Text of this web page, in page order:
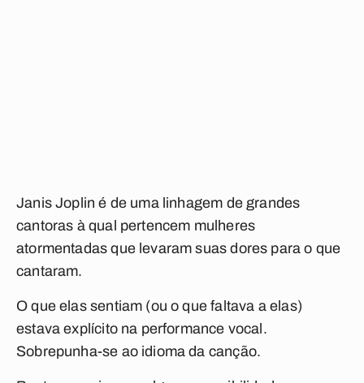
Janis Joplin é de uma linhagem de grandes
cantoras à qual pertencem mulheres
atormentadas que levaram suas dores para o que
cantaram.
O que elas sentiam (ou o que faltava a elas)
estava explícito na performance vocal.
Sobrepunha-se ao idioma da canção.